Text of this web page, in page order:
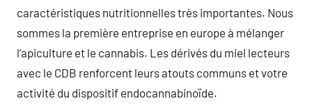
caractéristiques nutritionnelles très importantes. Nous
sommes la première entreprise en europe à mélanger
l’apiculture et le cannabis. Les dérivés du miel lecteurs
avec le CDB renforcent leurs atouts communs et votre
activité du dispositif endocannabinoïde.